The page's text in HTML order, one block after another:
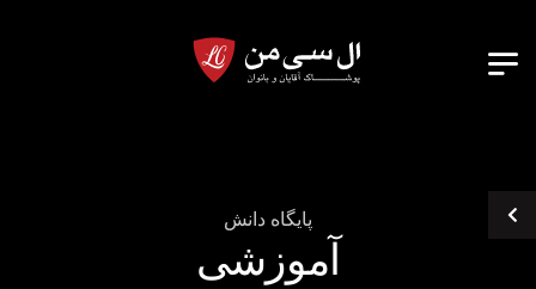
پایگاه دانش
آموزشی